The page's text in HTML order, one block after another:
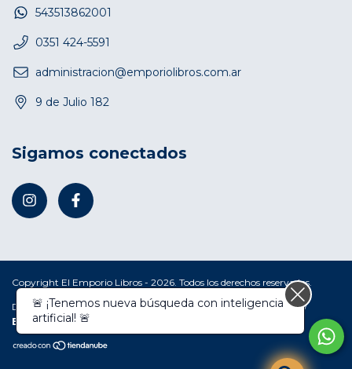
543513862001
0351 424-5591
administracion@emporiolibros.com.ar
9 de Julio 182
Sigamos conectados
Copyright El Emporio Libros - 2026. Todos los derechos reservados.
Defensa de las y los consumidores. Para reclamos ingresá acá. /
Botón de arrepentimiento